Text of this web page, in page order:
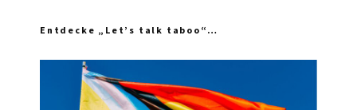
Entdecke „Let’s talk taboo“…